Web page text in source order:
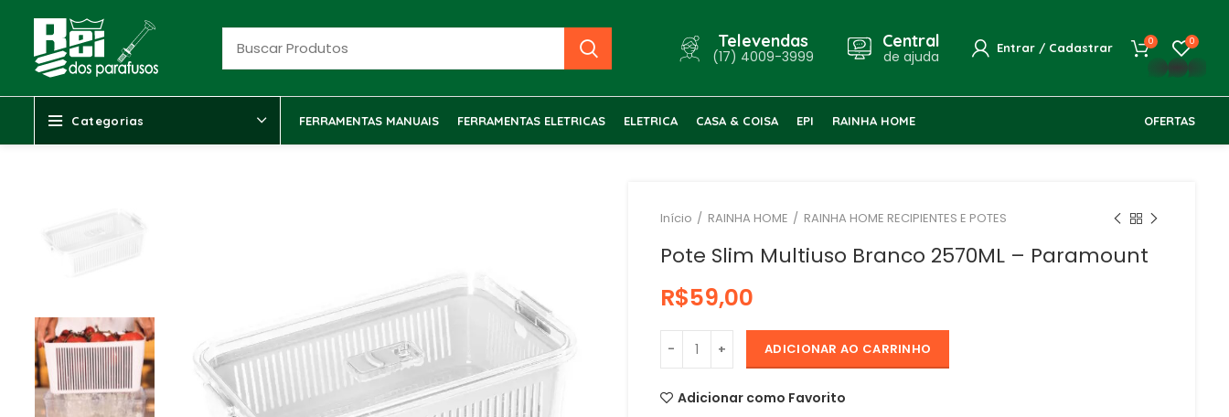
Televendas
(17) 4009-3999
Central
de ajuda Entrar / Cadastrar 0 0
Categorias FERRAMENTAS MANUAIS FERRAMENTAS ELETRICAS ELETRICA CASA & COISA EPI RAINHA HOME OFERTAS
Início RAINHA HOME RAINHA HOME RECIPIENTES E POTES
Pote Slim Multiuso Branco 2570ML – Paramount
R$
ADICIONAR AO CARRINHO
Adicionar como Favorito
whatsapp